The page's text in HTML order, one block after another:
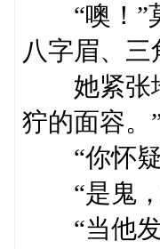
“噢！”莫
八字眉、
她紧张地
狞的面容。
“你怀疑
“是鬼，
“当他发